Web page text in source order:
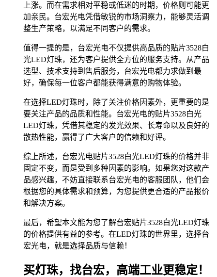
上涨。而在需求相对平稳或低迷的时期，价格则可能更
加亲民。台宏光电凭借敏锐的市场洞察力，能够灵活调
整生产策略，以满足不同客户的需求。
值得一提的是，台宏光电不仅提供高品质的贴片3528白
光LED灯珠，还为客户提供全方位的服务支持。从产品
选型、技术支持到售后服务，台宏光电都力求做到最
好，确保每一位客户都能获得满意的购物体验。
在选择LED灯珠时，除了关注价格因素外，更重要的是
要关注产品的品质和性能。台宏光电的贴片3528白光
LED灯珠，凭借其稳定的发光效果、长寿命以及良好的
散热性能，赢得了广大客户的信赖和好评。
综上所述，台宏光电贴片3528白光LED灯珠的价格并非
固定不变，而是受到多种因素的影响。如果您对这款产
品感兴趣，不妨直接联系台宏光电的客服团队，他们会
根据您的具体需求和预算，为您提供更合适的产品报价
和解决方案。
最后，希望本文能为您了解台宏贴片3528白光LED灯珠
的价格提供有益的参考。在LED灯珠的世界里，选择台
宏光电，就是选择品质与信赖！
买灯珠，找台宏，高端工业更稳定！